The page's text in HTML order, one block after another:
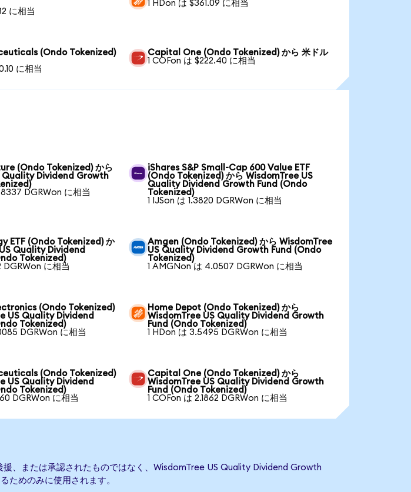
に相当
1 HDon は $361.09 に相当
(Ondo Tokenized)
に相当
Capital One (Ondo Tokenized) から 米ドル
1 COFon は $222.40 に相当
(Ondo Tokenized) から
Quality Dividend Growth
DGRWon に相当
iShares S&P Small-Cap 600 Value ETF
(Ondo Tokenized) から WisdomTree US
Quality Dividend Growth Fund (Ondo
Tokenized)
1 IJSon は 1.3820 DGRWon に相当
ETF (Ondo Tokenized) か
Quality Dividend
Tokenized)
DGRWon に相当
Amgen (Ondo Tokenized) から WisdomTree
US Quality Dividend Growth Fund (Ondo
Tokenized)
1 AMGNon は 4.0507 DGRWon に相当
(Ondo Tokenized)
US Quality Dividend
Tokenized)
DGRWon に相当
Home Depot (Ondo Tokenized) から
WisdomTree US Quality Dividend Growth
Fund (Ondo Tokenized)
1 HDon は 3.5495 DGRWon に相当
(Ondo Tokenized)
US Quality Dividend
Tokenized)
DGRWon に相当
Capital One (Ondo Tokenized) から
WisdomTree US Quality Dividend Growth
Fund (Ondo Tokenized)
1 COFon は 2.1862 DGRWon に相当
、または承認されたものではなく、WisdomTree US Quality Dividend Growth
ためのみに使用されます。